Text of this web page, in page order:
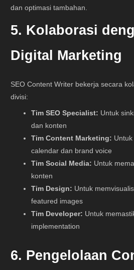
dan optimasi tambahan.
5. Kolaborasi
Digital Marketing
SEO Content Writer bekerja secara
divisi:
Tim SEO Specialist: Untuk
dan konten
Tim Content Marketing:
calendar dan brand voice
Tim Social Media: Untuk
konten
Tim Design: Untuk
featured images
Tim Developer: Untuk
implementation
6. Pengelolaan